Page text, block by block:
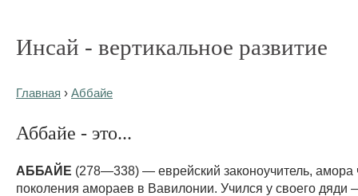
Инсай - вертикальное развитие
Главная › Аббайе
Аббайе - это...
АББАЙЕ (278—338) — еврейский законоучитель, амора
поколения амораев в Вавилонии. Учился у своего дяди